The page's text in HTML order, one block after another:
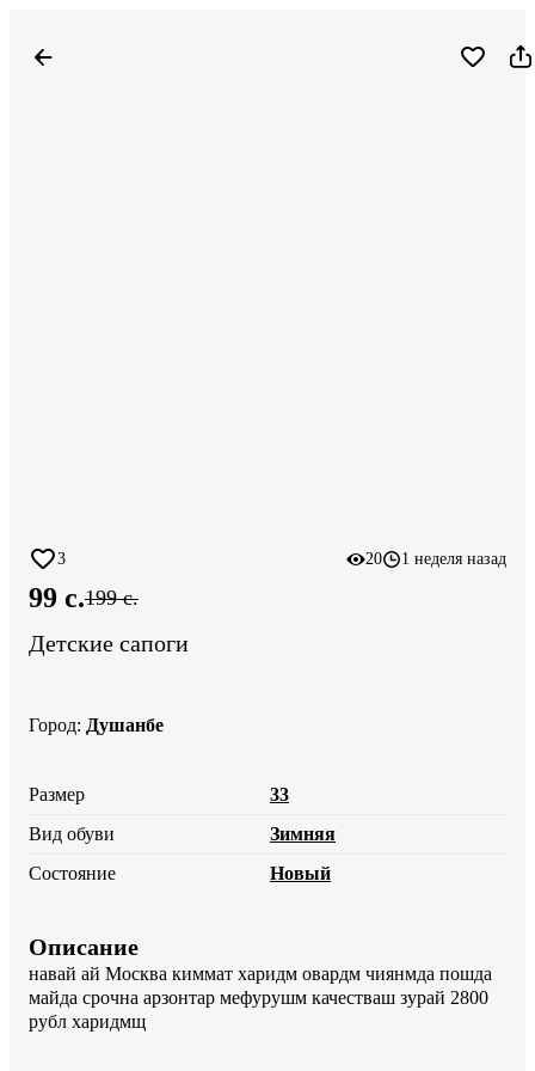
3 20 1 неделя назад
99 c.199 c.
Детские сапоги
Город: Душанбе
Размер
33
Вид обуви
Зимняя
Состояние
Новый
Описание
навай ай Москва киммат харидм овардм чиянмда пошда
майда срочна арзонтар мефурушм качестваш зурай 2800
рубл харидмщ